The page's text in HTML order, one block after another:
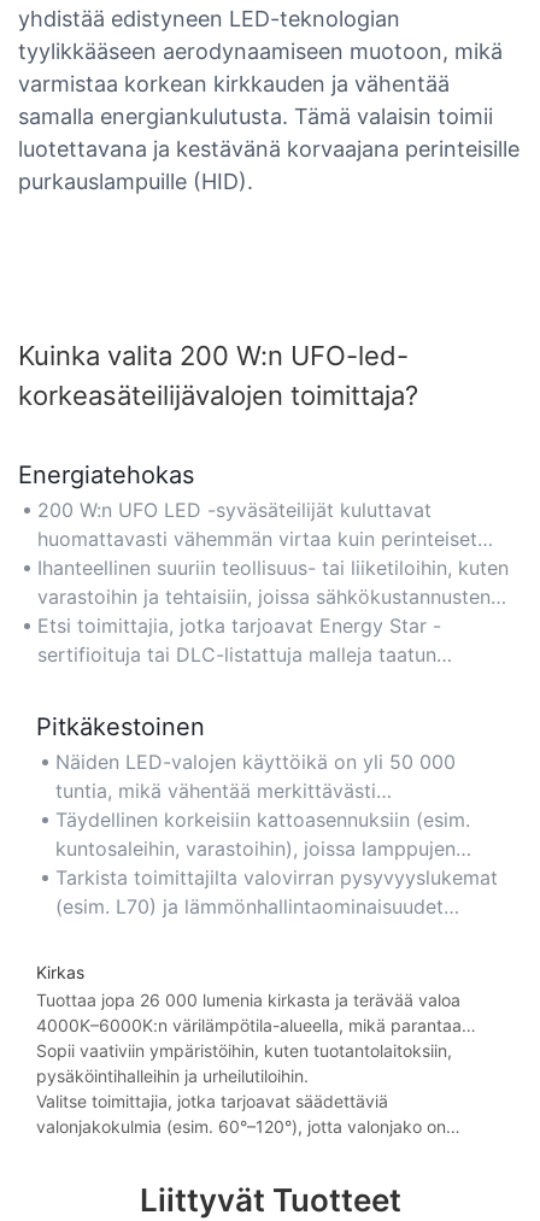
yhdistää edistyneen LED-teknologian
tyylikkääseen aerodynaamiseen muotoon, mikä
varmistaa korkean kirkkauden ja vähentää
samalla energiankulutusta. Tämä valaisin toimii
luotettavana ja kestävänä korvaajana perinteisille
purkauslampuille (HID).
Kuinka valita 200 W:n UFO-led-
korkeasäteilijävalojen toimittaja?
Energiatehokas
200 W:n UFO LED -syväsäteilijät kuluttavat
huomattavasti vähemmän virtaa kuin perinteiset
monimetalli- tai loistelamput, ja ne tarjoavat jopa 70
%:n energiansäästön säilyttäen samalla korkean
kirkkaustason.
Ihanteellinen suuriin teollisuus- tai liiketiloihin, kuten
varastoihin ja tehtaisiin, joissa sähkökustannusten
alentaminen on etusijalla.
Etsi toimittajia, jotka tarjoavat Energy Star -
sertifioituja tai DLC-listattuja malleja taatun
Pitkäkestoinen
Näiden LED-valojen käyttöikä on yli 50 000
tuntia, mikä vähentää merkittävästi
vaihtotarvetta ja ylläpitokustannuksia perinteisiin
valaisimiin verrattuna.
Täydellinen korkeisiin kattoasennuksiin (esim.
kuntosaleihin, varastoihin), joissa lamppujen
tiheä vaihto on epäkäytännöllistä.
Tarkista toimittajilta valovirran pysyvyyslukemat
(esim. L70) ja lämmönhallintaominaisuudet
Kirkas
Tuottaa jopa 26 000 lumenia kirkasta ja terävää valoa
4000K–6000K:n värilämpötila-alueella, mikä parantaa
näkyvyyttä ja turvallisuutta hämärästi valaistuilla alueilla.
Sopii vaativiin ympäristöihin, kuten tuotantolaitoksiin,
pysäköintihalleihin ja urheilutiloihin.
Valitse toimittajia, jotka tarjoavat säädettäviä
valonjakokulmia (esim. 60°–120°), jotta valonjako on
Liittyvät Tuotteet